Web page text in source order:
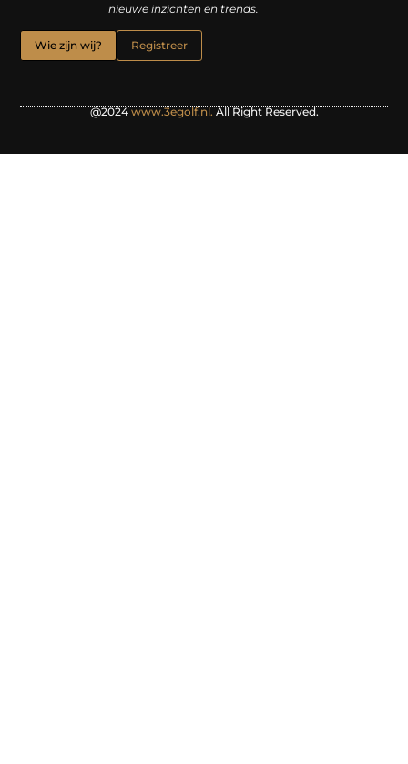
nieuwe inzichten en trends.
Wie zijn wij? Registreer
@2024www.3egolf.nl.All Right Reserved.